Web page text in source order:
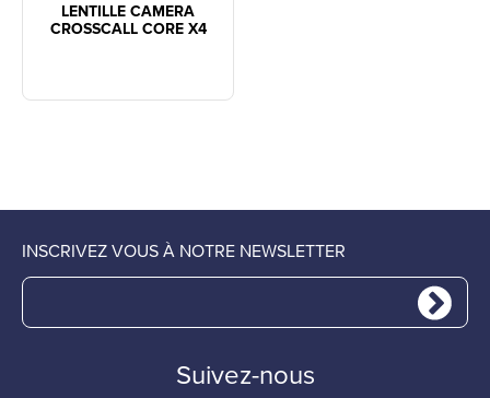
LENTILLE CAMERA
CROSSCALL CORE X4
INSCRIVEZ VOUS À NOTRE NEWSLETTER
Suivez-nous